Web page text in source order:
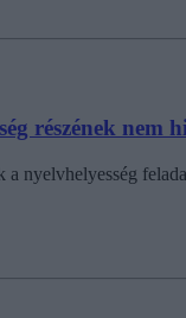
részének nem
nyelvhelyesség